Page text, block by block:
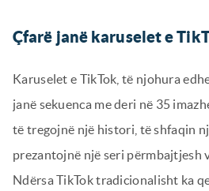
Çfarë janë karuselet e
Karuselet e TikTok, të njohura
janë sekuenca me deri në 35
të tregojnë një histori, të shfaqin
prezantojnë një seri përmbajtjesh
Ndërsa TikTok tradicionalisht ka